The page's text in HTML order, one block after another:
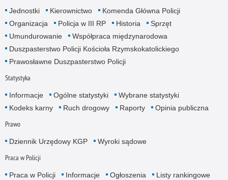
Jednostki Kierownictwo
Komenda Główna Policji
Organizacja
Policja w III RP Historia
Sprzęt
Umundurowanie
Współpraca międzynarodowa
Duszpasterstwo Policji Kościoła Rzymskokatolickiego
Prawosławne Duszpasterstwo Policji
Statystyka
Informacje Ogólne statystyki
Wybrane statystyki
Kodeks karny
Ruch drogowy Raporty Opinia publiczna
Prawo
Dziennik Urzędowy KGP Wyroki sądowe
Praca w Policji
Praca w Policji Informacje Ogłoszenia
Listy rankingowe